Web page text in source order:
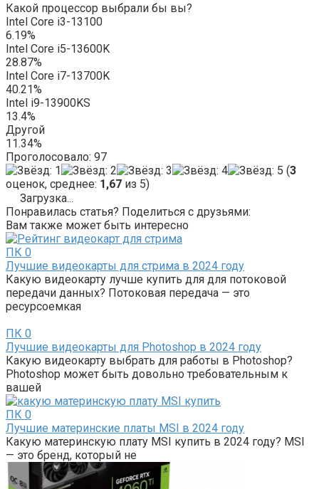
Какой процессор выбрали бы вы?
Intel Core i3-13100
6.19%
Intel Core i5-13600K
28.87%
Intel Core i7-13700K
40.21%
Intel i9-13900KS
13.4%
Другой
11.34%
Проголосовало: 97
(3
оценок, среднее: 1,67 из 5)
Загрузка...
Понравилась статья? Поделиться с друзьями:
Вам также может быть интересно
ПК 0
Лучшие видеокарты для стрима в 2024 году
Какую видеокарту лучше купить для для потоковой
передачи данных? Потоковая передача — это
ресурсоемкая
ПК 0
Лучшие видеокарты для Photoshop в 2024 году
Какую видеокарту выбрать для работы в Photoshop?
Photoshop может быть довольно требовательным к
вашей
ПК 0
Лучшие материнские платы MSI в 2024 году
Какую материнскую плату MSI купить в 2024 году? MSI
— это бренд, который не